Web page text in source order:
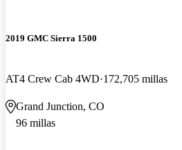
2019 GMC Sierra 1500
AT4 Crew Cab 4WD 172,705 millas
Grand Junction, CO
96 millas